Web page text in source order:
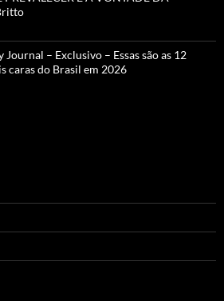
– Exclusivo – Essas são as 12
caras do Brasil em 2026